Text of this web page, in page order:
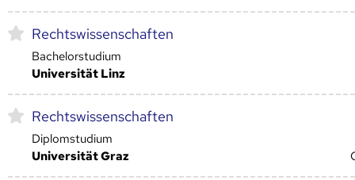
Rechtswissenschaften
Bachelorstudium
Universität Linz
Rechtswissenschaften
Diplomstudium
Universität Graz